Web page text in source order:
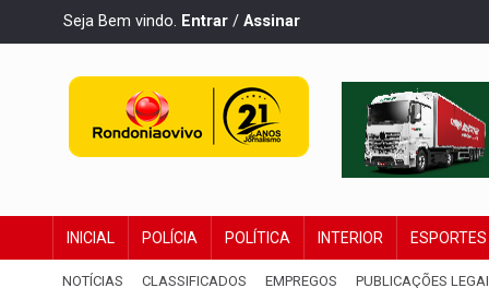
Seja Bem vindo. Entrar / Assinar
INICIAL POLÍCIA POLÍTICA INTERIOR ESPORTES
NOTÍCIAS CLASSIFICADOS EMPREGOS PUBLICAÇÕES